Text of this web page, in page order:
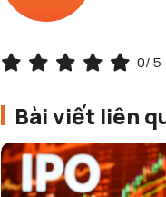
0/ 5
Bài viết liên